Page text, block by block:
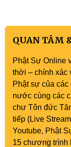
QUAN TÂM
Phật Sự Online
thời – chính xác
Phật sự của
nước cùng các
chư Tôn đức
tiếp (Live
Youtube, Phật
15 chương trình